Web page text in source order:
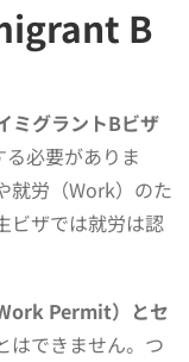
B
ミグラントBビザ
る必要がありま
就労（Work）のた
ビザでは就労は認
Permit）とセ
はできません。つ